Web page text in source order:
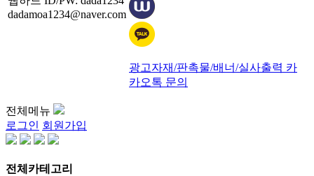
dadamoa1234@naver.com
광고자재/판촉물/배너/실사출력 카
카오톡 문의
전체메뉴
로그인 회원가입
전체카테고리